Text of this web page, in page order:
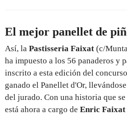
El mejor panellet de
Así, la Pastisseria Faixat (c/
ha impuesto a los 56 panaderos y
inscrito a esta edición del
ganado el Panellet d'Or,
del jurado. Con una historia que
está ahora a cargo de Enric Faixat